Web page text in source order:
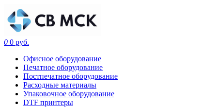
0 0 руб.
Офисное оборудование
Печатное оборудование
Постпечатное оборудование
Расходные материалы
Упаковочное оборудование
DTF принтеры